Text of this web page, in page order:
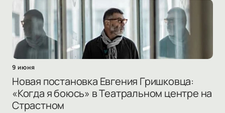
9 июня
Новая постановка Евгения Гришковца:
«Когда я боюсь» в Театральном центре на
Страстном